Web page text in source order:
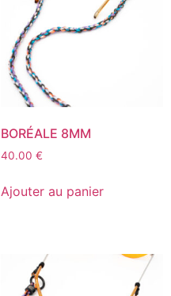
BORÉALE 8MM
40.00 €
Ajouter au panier